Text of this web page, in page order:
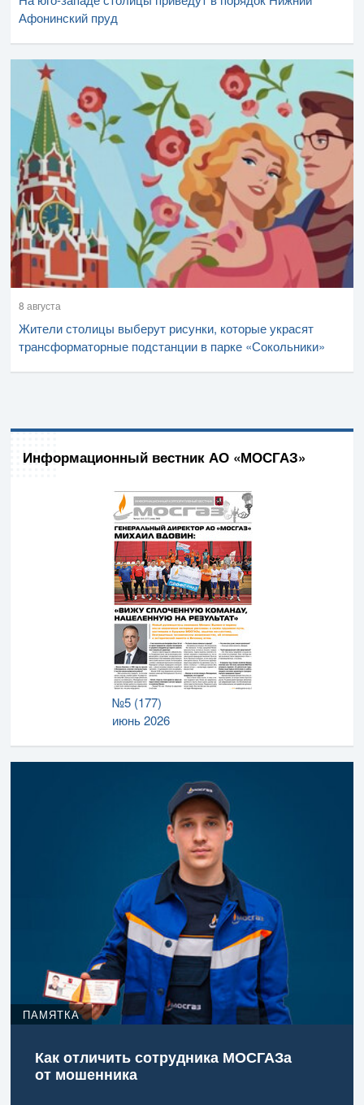
Афонинский пруд
8 августа
Жители столицы выберут рисунки, которые украсят
трансформаторные подстанции в парке «Сокольники»
Информационный вестник АО «МОСГАЗ»
№5 (177)
июнь 2026
ПАМЯТКА
Как отличить сотрудника МОСГАЗа
от мошенника